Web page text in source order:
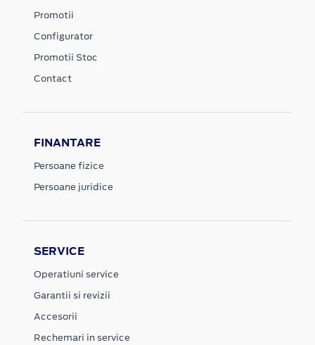
Promotii
Configurator
Promotii Stoc
Contact
FINANTARE
Persoane fizice
Persoane juridice
SERVICE
Operatiuni service
Garantii si revizii
Accesorii
Rechemari in service